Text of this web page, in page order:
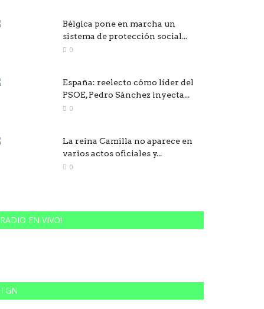
Bélgica pone en marcha un
sistema de protección social...
0
España: reelecto cómo líder del
PSOE, Pedro Sánchez inyecta...
0
La reina Camilla no aparece en
varios actos oficiales y...
0
RADIO EN VIVO!
TGN